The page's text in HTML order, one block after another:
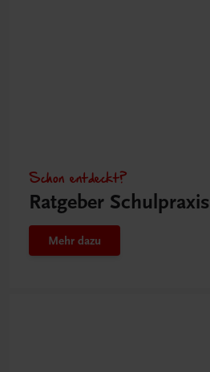
Schon entdeckt?
Ratgeber Schulpraxis
Mehr dazu